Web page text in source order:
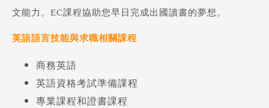
文能力。EC課程協助您早日完成出國讀書的夢想。
英語語言技能與求職相關課程
商務英語
英語資格考試準備課程
專業課程和證書課程